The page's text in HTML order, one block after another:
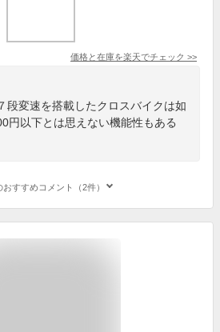
価格と在庫を楽天でチェック >>
段変速を搭載したクロスバイクは如
円以下とは思えない機能性もある
おすすめコメント（2件）